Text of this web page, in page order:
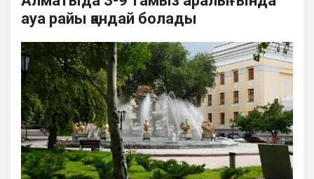
ауа райы қандай болады